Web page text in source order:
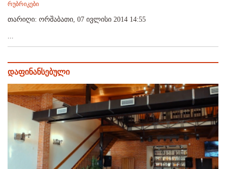
რუბრიკები
თარიღი: ორშაბათი, 07 ივლისი 2014 14:55
...
დაფინანსებული